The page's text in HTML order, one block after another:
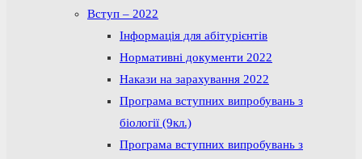
Вступ – 2022
Інформація для абітурієнтів
Нормативні документи 2022
Накази на зарахування 2022
Програма вступних випробувань з
біології (9кл.)
Програма вступних випробувань з